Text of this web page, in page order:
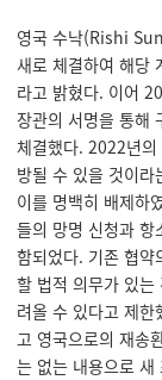
영국 수낙(Rishi
새로 체결하여 해당
라고 밝혔다. 이어
장관의 서명을 통해
체결했다. 2022년의
방될 수 있을 것이
이를 명백히 배제하
들의 망명 신청과 항
함되었다. 기존 협
할 법적 의무가 있
려올 수 있다고 제
고 영국으로의 재송
는 없는 내용으로